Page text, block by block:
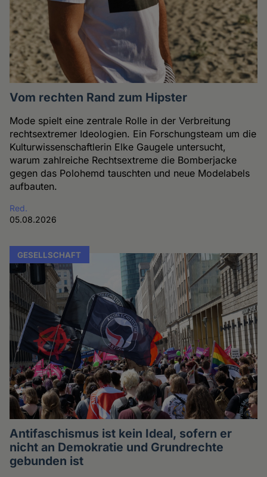
Vom rechten Rand zum Hipster
Mode spielt eine zentrale Rolle in der Verbreitung
rechtsextremer Ideologien. Ein Forschungsteam um die
Kulturwissenschaftlerin Elke Gaugele untersucht,
warum zahlreiche Rechtsextreme die Bomberjacke
gegen das Polohemd tauschten und neue Modelabels
aufbauten.
Red.
05.08.2026
GESELLSCHAFT
Antifaschismus ist kein Ideal, sofern er
nicht an Demokratie und Grundrechte
gebunden ist